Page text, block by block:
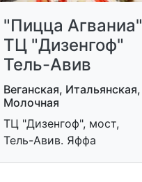
"Пицца Агваниа"
ТЦ "Дизенгоф"
Тель-Авив
Веганская, Итальянская,
Молочная
ТЦ "Дизенгоф", мост,
Тель-Авив. Яффа